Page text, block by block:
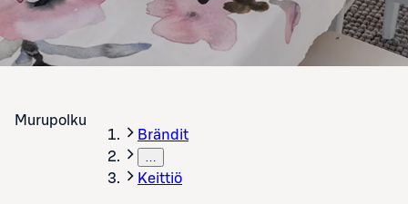
Murupolku
Brändit
Keittiö